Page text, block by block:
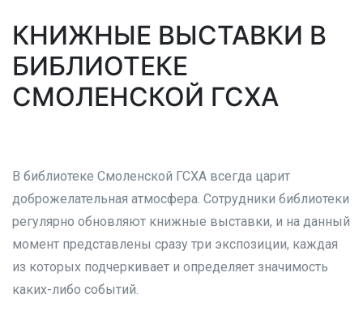
КНИЖНЫЕ ВЫСТАВКИ В
БИБЛИОТЕКЕ
СМОЛЕНСКОЙ ГСХА
В библиотеке Смоленской ГСХА всегда царит
доброжелательная атмосфера. Сотрудники библиотеки
регулярно обновляют книжные выставки, и на данный
момент представлены сразу три экспозиции, каждая
из которых подчеркивает и определяет значимость
каких-либо событий.